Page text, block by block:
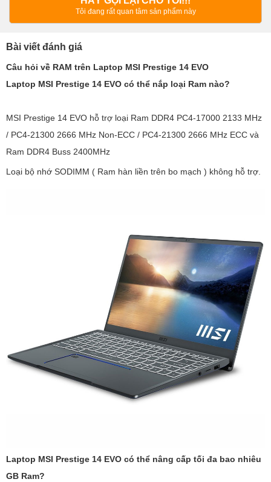
Tôi đang rất quan tâm sản phẩm này
Bài viết đánh giá
Câu hỏi về RAM trên Laptop MSI Prestige 14 EVO
Laptop MSI Prestige 14 EVO có thể nắp loại Ram nào?
MSI Prestige 14 EVO hỗ trợ loại Ram DDR4 PC4-17000 2133 MHz
/ PC4-21300 2666 MHz Non-ECC / PC4-21300 2666 MHz ECC và
Ram DDR4 Buss 2400MHz
Loại bộ nhớ SODIMM ( Ram hàn liền trên bo mạch ) không hỗ trợ.
Laptop MSI Prestige 14 EVO có thể nâng cấp tối đa bao nhiêu
GB Ram?